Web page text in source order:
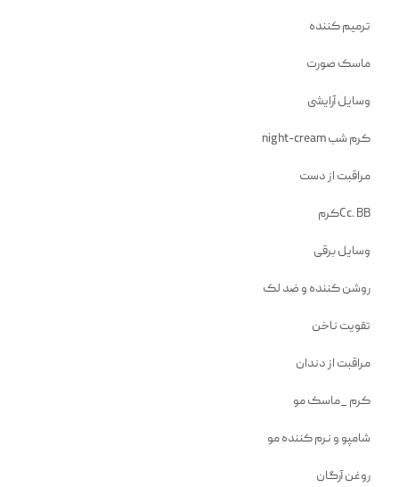
ترمیم کننده
ماسک صورت
وسایل آرایشی
کرم شب night-cream
مراقبت از دست
Cc. BBکرم
وسایل برقی
روشن کننده و ضد لک
تقویت ناخن
مراقبت از دندان
کرم _ماسک مو
شامپو و نرم کننده مو
روغن آرگان